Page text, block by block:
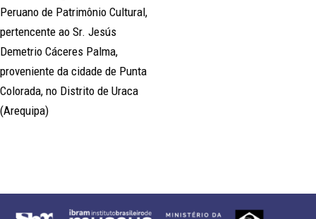
Peruano de Patrimônio Cultural,
pertencente ao Sr. Jesús
Demetrio Cáceres Palma,
proveniente da cidade de Punta
Colorada, no Distrito de Uraca
(Arequipa)